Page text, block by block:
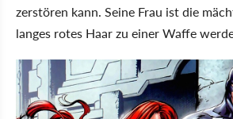
zerstören kann. Seine Frau ist die
langes rotes Haar zu einer Waffe